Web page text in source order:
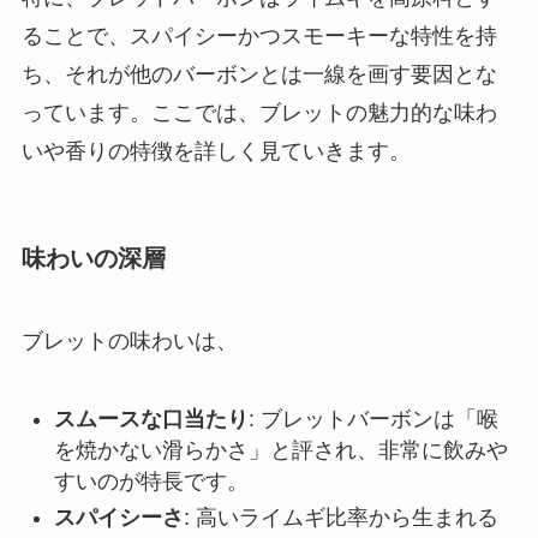
ることで、スパイシーかつスモーキーな特性を持
ち、それが他のバーボンとは一線を画す要因とな
っています。ここでは、ブレットの魅力的な味わ
いや香りの特徴を詳しく見ていきます。
味わいの深層
ブレットの味わいは、
スムースな口当たり : ブレットバーボンは「喉
を焼かない滑らかさ」と評され、非常に飲みや
すいのが特長です。
スパイシーさ : 高いライムギ比率から生まれる